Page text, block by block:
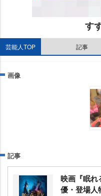
す
芸能人TOP 記事
画像
記事
映画『眠れ
優・登場人